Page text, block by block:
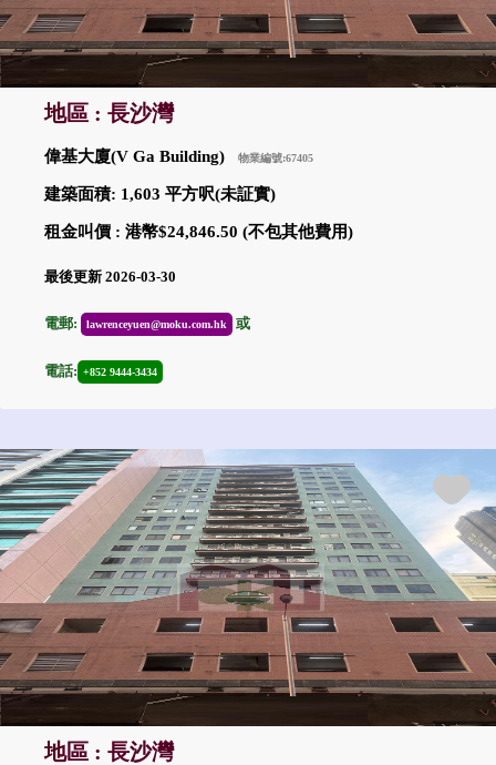
地區 : 長沙灣
偉基大廈(V Ga Building) 物業編號:67405
建築面積: 1,603 平方呎(未証實)
租金叫價 : 港幣$24,846.50 (不包其他費用)
最後更新 2026-03-30
電郵: lawrenceyuen@moku.com.hk 或
電話: +852 9444-3434
地區 : 長沙灣